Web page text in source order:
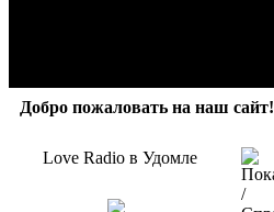
Добро пожаловать на наш сайт!
Love Radio в Удомле